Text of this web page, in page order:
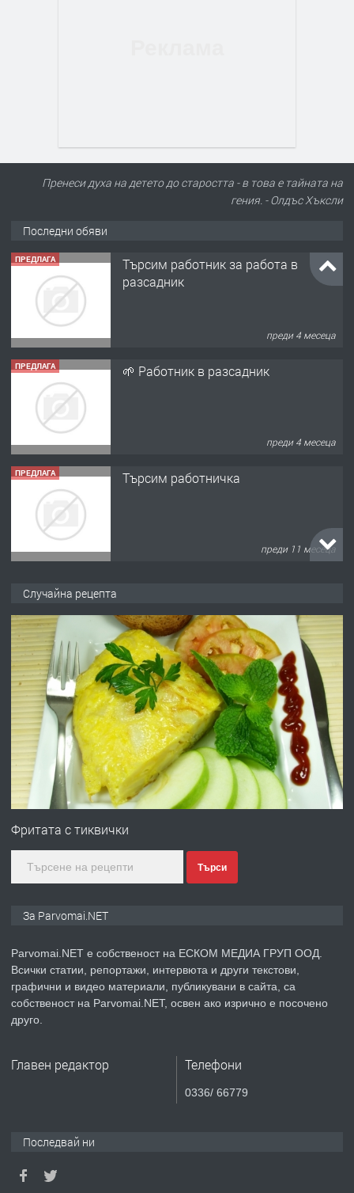
Пренеси духа на детето до старостта - в това е тайната на
гения. - Олдъс Хъксли
Последни обяви
ПРЕДЛАГА
Търсим работник за работа в
разсадник
преди 4 месеца
ПРЕДЛАГА 🌱 Работник в разсадник
преди 4 месеца
ПРЕДЛАГА Търсим работничка
преди 11 месеца
преди 1 година
ПРЕДЛАГА Работа за общи работници
преди 1 година
ПРЕДЛАГА
Първи поход "По стъпките на Ангел
преди 1 година
ПРЕДЛАГА Уроци по Математика
Случайна рецепта
Фритата с тиквички
Търси
За Parvomai.NET
Parvomai.NET е собственост на ЕСКОМ МЕДИА ГРУП ООД.
Всички статии, репортажи, интервюта и други текстови,
графични и видео материали, публикувани в сайта, са
собственост на Parvomai.NET, освен ако изрично е посочено
друго.
Главен редактор Телефони
0336/ 66779
Последвай ни